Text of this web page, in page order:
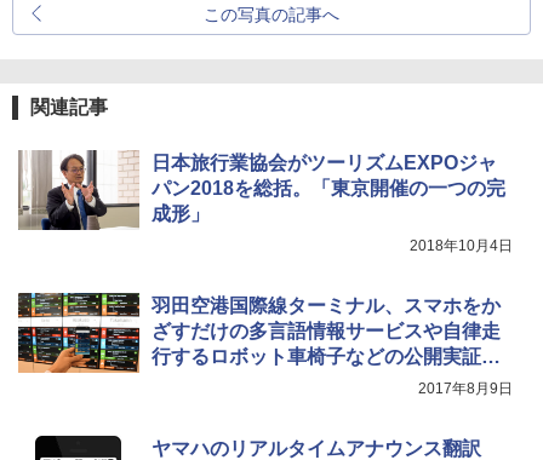
この写真の記事へ
関連記事
日本旅行業協会がツーリズムEXPOジャ
パン2018を総括。「東京開催の一つの完
成形」
2018年10月4日
羽田空港国際線ターミナル、スマホをか
ざすだけの多言語情報サービスや自律走
行するロボット車椅子などの公開実証実
2017年8月9日
ヤマハのリアルタイムアナウンス翻訳